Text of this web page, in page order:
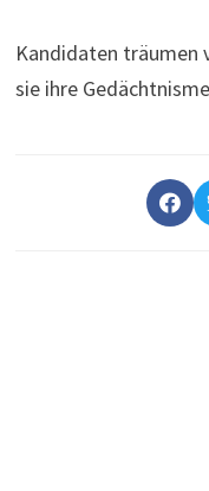
Kandidaten träumen
sie ihre